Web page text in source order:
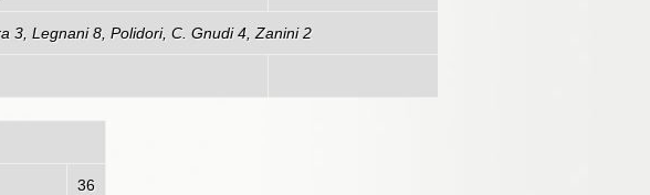
3, Legnani 8, Polidori, C. Gnudi 4, Zanini 2
36